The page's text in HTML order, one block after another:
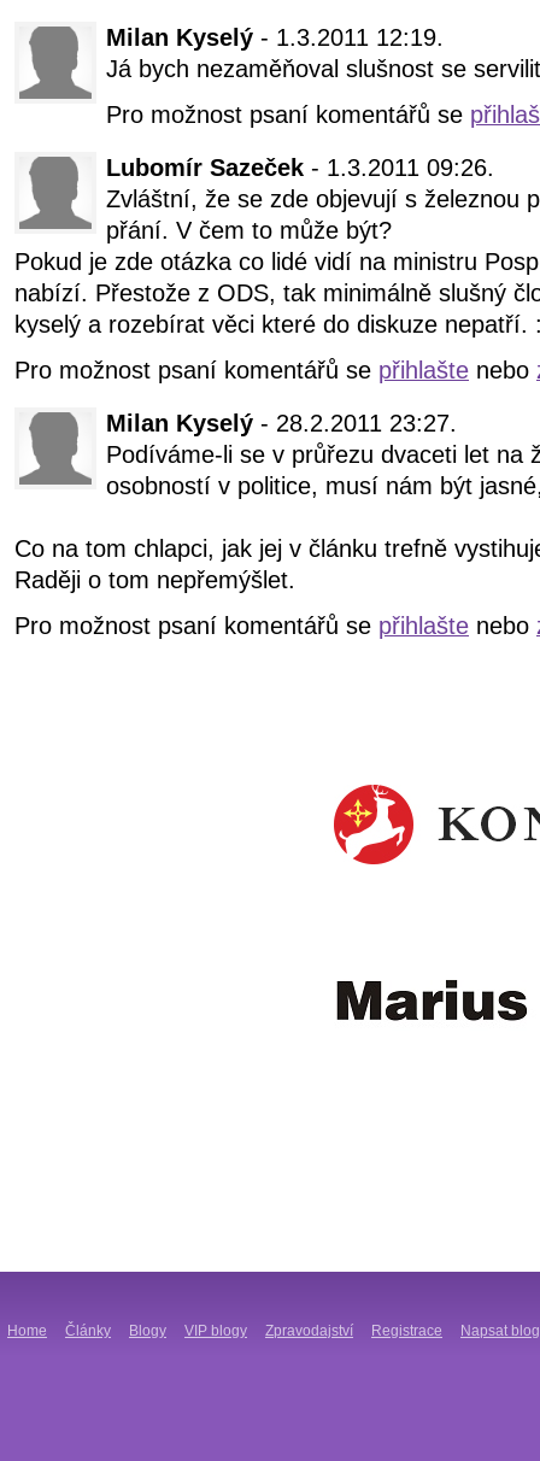
Milan Kyselý - 1.3.2011 12:19.
Já bych nezaměňoval slušnost se
Pro možnost psaní komentářů se
Lubomír Sazeček - 1.3.2011 09:26.
Zvláštní, že se zde objevují s železnou
přání. V čem to může být?
Pokud je zde otázka co lidé vidí na ministru
nabízí. Přestože z ODS, tak minimálně slušný
kyselý a rozebírat věci které do diskuze nepatří.
Pro možnost psaní komentářů se přihlašte nebo
Milan Kyselý - 28.2.2011 23:27.
Podíváme-li se v průřezu dvaceti let na
osobností v politice, musí nám být
Co na tom chlapci, jak jej v článku trefně
Raději o tom nepřemýšlet.
Pro možnost psaní komentářů se přihlašte nebo
Home Články Blogy VIP blogy Zpravodajství Registrace Napsat blog